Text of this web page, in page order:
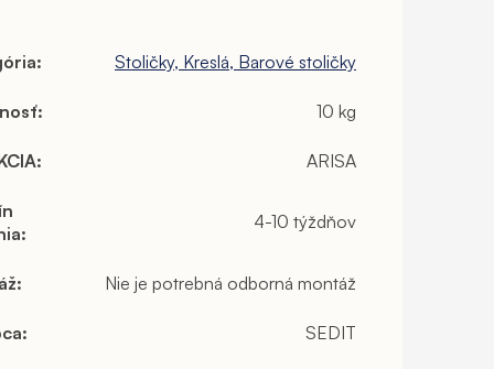
: Stoličky, Kreslá, Barové stoličky
: 10 kg
: ARISA
:
4-10 týždňov
: Nie je potrebná odborná montáž
: SEDIT